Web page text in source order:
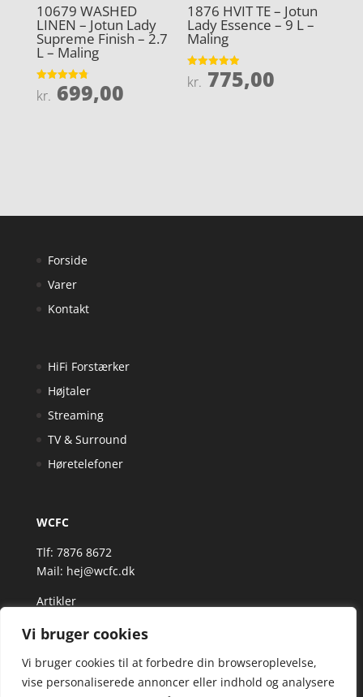
Vi bruger cookies
Vi bruger cookies til at forbedre din browseroplevelse,
vise personaliserede annoncer eller indhold og analysere
10679 WASHED
LINEN – Jotun Lady
Supreme Finish – 2.7
L – Maling
Vurderet
4.8
kr. 699,00
1876 HVIT TE – Jotun
Lady Essence – 9 L –
Maling
Vurderet
4.9
kr. 775,00
Forside
Varer
Kontakt
HiFi Forstærker
Højtaler
Streaming
TV & Surround
Høretelefoner
WCFC
Tlf: 7876 8672
Mail: hej@wcfc.dk
Artikler